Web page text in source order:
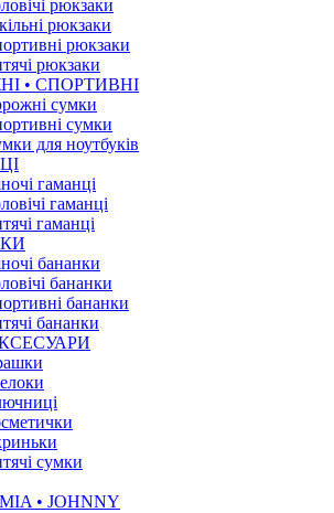
рюкзаки
рюкзаки
рюкзаки
рюкзаки
• СПОРТИВНІ
сумки
сумки
для ноутбуків
гаманці
гаманці
гаманці
бананки
бананки
бананки
бананки
сумки
• JOHNNY